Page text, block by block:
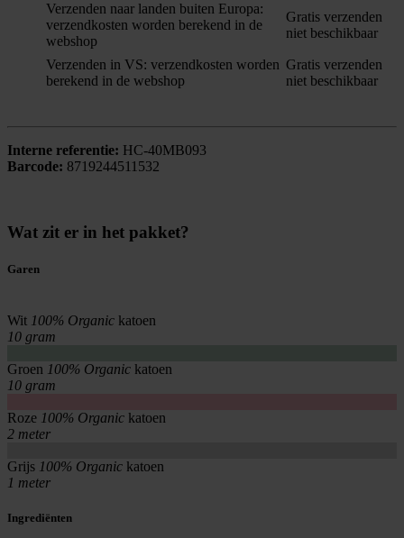
Verzenden naar landen buiten Europa:
verzendkosten worden berekend in de
webshop
Gratis verzenden
niet beschikbaar
Verzenden in VS: verzendkosten worden
berekend in de webshop
Gratis verzenden
niet beschikbaar
Interne referentie: HC-40MB093
Barcode: 8719244511532
Wat zit er in het pakket?
Garen
Wit 100% Organic katoen
10 gram
Groen 100% Organic katoen
10 gram
Roze 100% Organic katoen
2 meter
Grijs 100% Organic katoen
1 meter
Ingrediënten